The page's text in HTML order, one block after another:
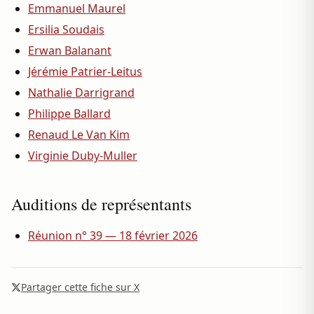
Emmanuel Maurel
Ersilia Soudais
Erwan Balanant
Jérémie Patrier-Leitus
Nathalie Darrigrand
Philippe Ballard
Renaud Le Van Kim
Virginie Duby-Muller
Auditions de représentants
Réunion n° 39 — 18 février 2026
Partager cette fiche sur X